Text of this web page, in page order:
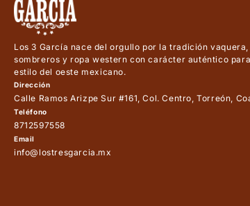
Los 3 García nace del orgullo por la tradición
sombreros y ropa western con carácter auténtico
estilo del oeste mexicano.
Dirección
Calle Ramos Arizpe Sur #161, Col. Centro, Torreón,
Teléfono
8712597558
Email
info@lostresgarcia.mx